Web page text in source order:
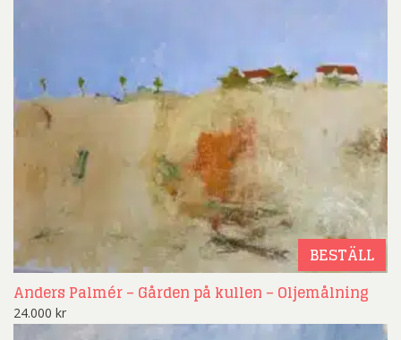
BESTÄLL
Anders Palmér – Gården på kullen – Oljemålning
24.000 kr